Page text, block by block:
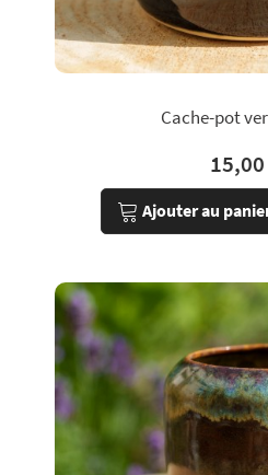
Cache-pot
Ajouter au